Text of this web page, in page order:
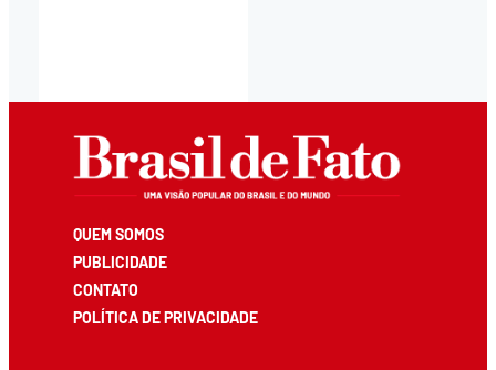
QUEM SOMOS
PUBLICIDADE
CONTATO
POLÍTICA DE PRIVACIDADE